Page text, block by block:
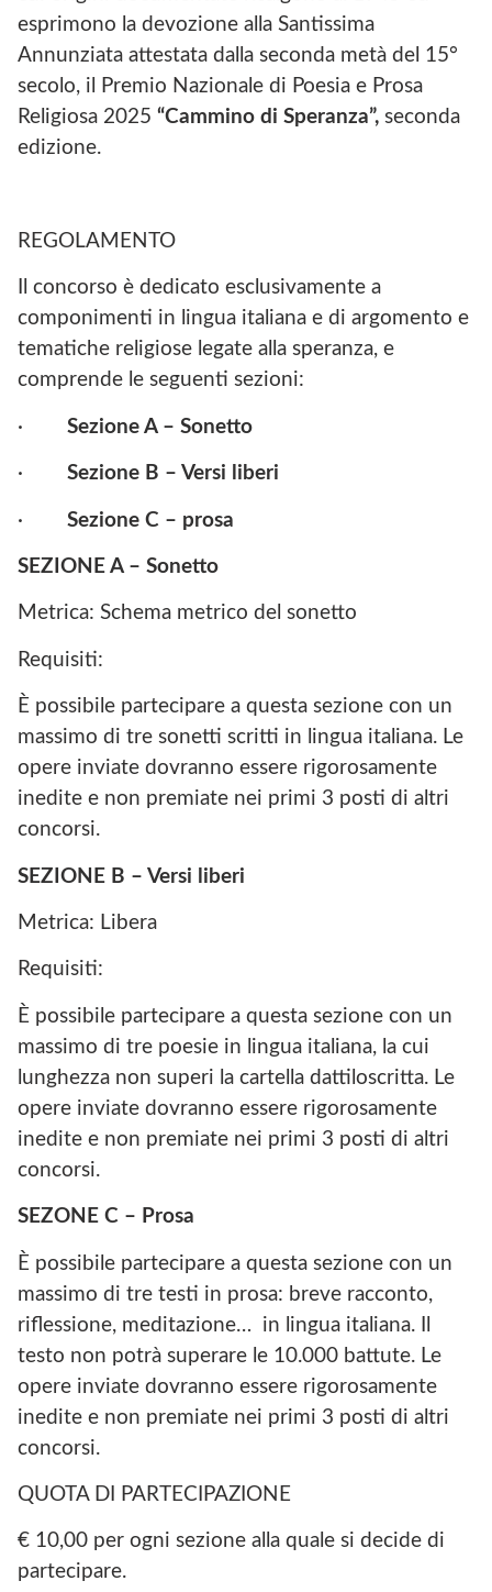
esprimono la devozione alla Santissima
Annunziata attestata dalla seconda metà del 15°
secolo, il Premio Nazionale di Poesia e Prosa
Religiosa 2025 “Cammino di Speranza”, seconda
edizione.
REGOLAMENTO
Il concorso è dedicato esclusivamente a
componimenti in lingua italiana e di argomento e
tematiche religiose legate alla speranza, e
comprende le seguenti sezioni:
· Sezione A – Sonetto
· Sezione B – Versi liberi
· Sezione C – prosa
SEZIONE A – Sonetto
Metrica: Schema metrico del sonetto
Requisiti:
È possibile partecipare a questa sezione con un
massimo di tre sonetti scritti in lingua italiana. Le
opere inviate dovranno essere rigorosamente
inedite e non premiate nei primi 3 posti di altri
concorsi.
SEZIONE B – Versi liberi
Metrica: Libera
Requisiti:
È possibile partecipare a questa sezione con un
massimo di tre poesie in lingua italiana, la cui
lunghezza non superi la cartella dattiloscritta. Le
opere inviate dovranno essere rigorosamente
inedite e non premiate nei primi 3 posti di altri
concorsi.
SEZONE C – Prosa
È possibile partecipare a questa sezione con un
massimo di tre testi in prosa: breve racconto,
riflessione, meditazione… in lingua italiana. Il
testo non potrà superare le 10.000 battute. Le
opere inviate dovranno essere rigorosamente
inedite e non premiate nei primi 3 posti di altri
concorsi.
QUOTA DI PARTECIPAZIONE
€ 10,00 per ogni sezione alla quale si decide di
partecipare.